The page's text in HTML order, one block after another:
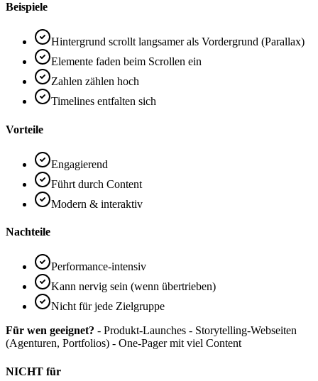
Beispiele
Hintergrund scrollt langsamer als Vordergrund (Parallax)
Elemente faden beim Scrollen ein
Zahlen zählen hoch
Timelines entfalten sich
Vorteile
Engagierend
Führt durch Content
Modern & interaktiv
Nachteile
Performance-intensiv
Kann nervig sein (wenn übertrieben)
Nicht für jede Zielgruppe
Für wen geeignet? - Produkt-Launches - Storytelling-Webseiten
(Agenturen, Portfolios) - One-Pager mit viel Content
NICHT für